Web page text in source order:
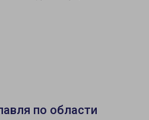
по области